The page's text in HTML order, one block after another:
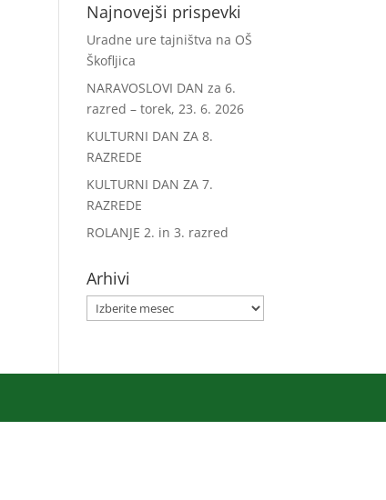
Najnovejši prispevki
Uradne ure tajništva na OŠ
Škofljica
NARAVOSLOVI DAN za 6.
razred – torek, 23. 6. 2026
KULTURNI DAN ZA 8.
RAZREDE
KULTURNI DAN ZA 7.
RAZREDE
ROLANJE 2. in 3. razred
Arhivi
Arhivi